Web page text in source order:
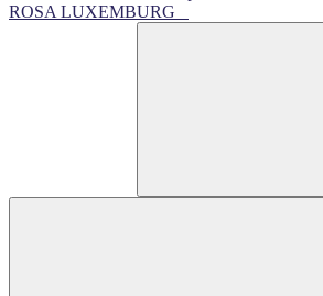
ROSA LUXEMBURG